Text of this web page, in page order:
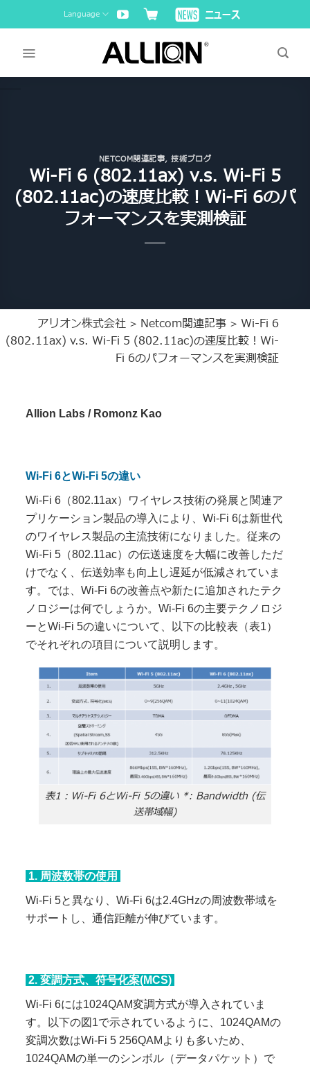
to
Language
NETCOM関連記事,技術ブログ
Wi-Fi 6 (802.11ax) v.s. Wi-Fi 5
(802.11ac)の速度比較！Wi-Fi 6のパ
フォーマンスを実測検証
アリオン株式会社 > Netcom関連記事 >Wi-Fi 6
(802.11ax) v.s. Wi-Fi 5 (802.11ac)の速度比較！Wi-
Fi 6のパフォーマンスを実測検証
Allion Labs / Romonz Kao
Wi-Fi 6とWi-Fi 5の違い
Wi-Fi 6（802.11ax）ワイヤレス技術の発展と関連ア
プリケーション製品の導入により、Wi-Fi 6は新世代
のワイヤレス製品の主流技術になりました。従来の
Wi-Fi 5（802.11ac）の伝送速度を大幅に改善しただ
けでなく、伝送効率も向上し遅延が低減されていま
す。では、Wi-Fi 6の改善点や新たに追加されたテク
ノロジーは何でしょうか。Wi-Fi 6の主要テクノロジ
ーとWi-Fi 5の違いについて、以下の比較表（表1）
でそれぞれの項目について説明します。
表1：Wi-Fi 6とWi-Fi 5の違い *: Bandwidth (伝
送帯域幅)
1. 周波数帯の使用
Wi-Fi 5と異なり、Wi-Fi 6は2.4GHzの周波数帯域を
サポートし、通信距離が伸びています。
2. 変調方式、符号化案(MCS)
Wi-Fi 6には1024QAM変調方式が導入されていま
す。以下の図1で示されているように、1024QAMの
変調次数はWi-Fi 5 256QAMよりも多いため、
1024QAMの単一のシンボル（データパケット）で